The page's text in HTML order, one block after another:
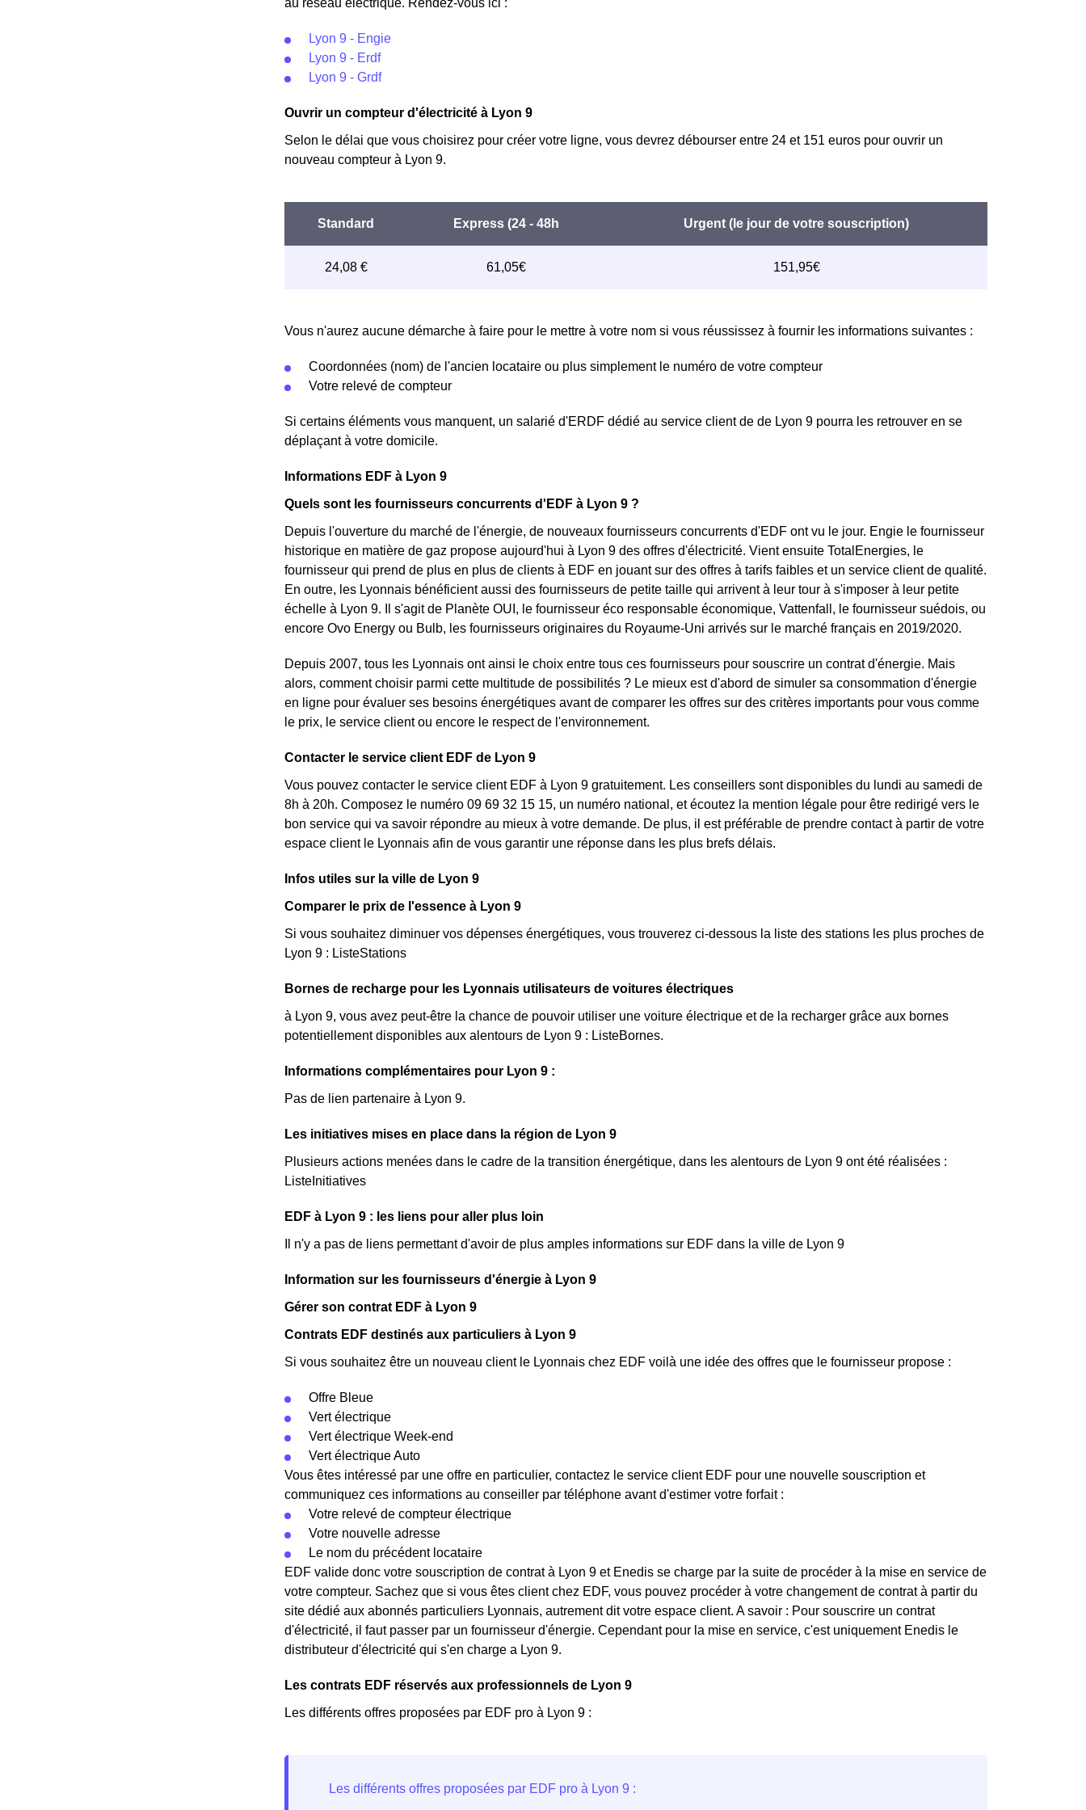
au réseau électrique. Rendez-vous ici :
Lyon 9 - Engie
Lyon 9 - Erdf
Lyon 9 - Grdf
Ouvrir un compteur d'électricité à Lyon 9
Selon le délai que vous choisirez pour créer votre ligne, vous devrez débourser entre 24 et 151 euros pour ouvrir un
nouveau compteur à Lyon 9.
Vous n'aurez aucune démarche à faire pour le mettre à votre nom si vous réussissez à fournir les informations suivantes :
Coordonnées (nom) de l'ancien locataire ou plus simplement le numéro de votre compteur
Votre relevé de compteur
Si certains éléments vous manquent, un salarié d'ERDF dédié au service client de de Lyon 9 pourra les retrouver en se
déplaçant à votre domicile.
Informations EDF à Lyon 9
Quels sont les fournisseurs concurrents d'EDF à Lyon 9 ?
Depuis l'ouverture du marché de l'énergie, de nouveaux fournisseurs concurrents d'EDF ont vu le jour. Engie le fournisseur
historique en matière de gaz propose aujourd'hui à Lyon 9 des offres d'électricité. Vient ensuite TotalEnergies, le
fournisseur qui prend de plus en plus de clients à EDF en jouant sur des offres à tarifs faibles et un service client de qualité.
En outre, les Lyonnais bénéficient aussi des fournisseurs de petite taille qui arrivent à leur tour à s'imposer à leur petite
échelle à Lyon 9. Il s'agit de Planète OUI, le fournisseur éco responsable économique, Vattenfall, le fournisseur suédois, ou
encore Ovo Energy ou Bulb, les fournisseurs originaires du Royaume-Uni arrivés sur le marché français en 2019/2020.
Depuis 2007, tous les Lyonnais ont ainsi le choix entre tous ces fournisseurs pour souscrire un contrat d'énergie. Mais
alors, comment choisir parmi cette multitude de possibilités ? Le mieux est d'abord de simuler sa consommation d'énergie
en ligne pour évaluer ses besoins énergétiques avant de comparer les offres sur des critères importants pour vous comme
le prix, le service client ou encore le respect de l'environnement.
Contacter le service client EDF de Lyon 9
Vous pouvez contacter le service client EDF à Lyon 9 gratuitement. Les conseillers sont disponibles du lundi au samedi de
8h à 20h. Composez le numéro 09 69 32 15 15, un numéro national, et écoutez la mention légale pour être redirigé vers le
bon service qui va savoir répondre au mieux à votre demande. De plus, il est préférable de prendre contact à partir de votre
espace client le Lyonnais afin de vous garantir une réponse dans les plus brefs délais.
Infos utiles sur la ville de Lyon 9
Comparer le prix de l'essence à Lyon 9
Si vous souhaitez diminuer vos dépenses énergétiques, vous trouverez ci-dessous la liste des stations les plus proches de
Lyon 9 : ListeStations
Bornes de recharge pour les Lyonnais utilisateurs de voitures électriques
à Lyon 9, vous avez peut-être la chance de pouvoir utiliser une voiture électrique et de la recharger grâce aux bornes
potentiellement disponibles aux alentours de Lyon 9 : ListeBornes.
Informations complémentaires pour Lyon 9 :
Pas de lien partenaire à Lyon 9.
Les initiatives mises en place dans la région de Lyon 9
Plusieurs actions menées dans le cadre de la transition énergétique, dans les alentours de Lyon 9 ont été réalisées :
ListeInitiatives
EDF à Lyon 9 : les liens pour aller plus loin
Il n'y a pas de liens permettant d'avoir de plus amples informations sur EDF dans la ville de Lyon 9
Information sur les fournisseurs d'énergie à Lyon 9
Gérer son contrat EDF à Lyon 9
Contrats EDF destinés aux particuliers à Lyon 9
Si vous souhaitez être un nouveau client le Lyonnais chez EDF voilà une idée des offres que le fournisseur propose :
Offre Bleue
Vert électrique
Vert électrique Week-end
Vert électrique Auto
Vous êtes intéressé par une offre en particulier, contactez le service client EDF pour une nouvelle souscription et
communiquez ces informations au conseiller par téléphone avant d'estimer votre forfait :
Votre relevé de compteur électrique
Votre nouvelle adresse
Le nom du précédent locataire
EDF valide donc votre souscription de contrat à Lyon 9 et Enedis se charge par la suite de procéder à la mise en service de
votre compteur. Sachez que si vous êtes client chez EDF, vous pouvez procéder à votre changement de contrat à partir du
site dédié aux abonnés particuliers Lyonnais, autrement dit votre espace client. A savoir : Pour souscrire un contrat
d'électricité, il faut passer par un fournisseur d'énergie. Cependant pour la mise en service, c'est uniquement Enedis le
distributeur d'électricité qui s'en charge a Lyon 9.
Les contrats EDF réservés aux professionnels de Lyon 9
Les différents offres proposées par EDF pro à Lyon 9 :